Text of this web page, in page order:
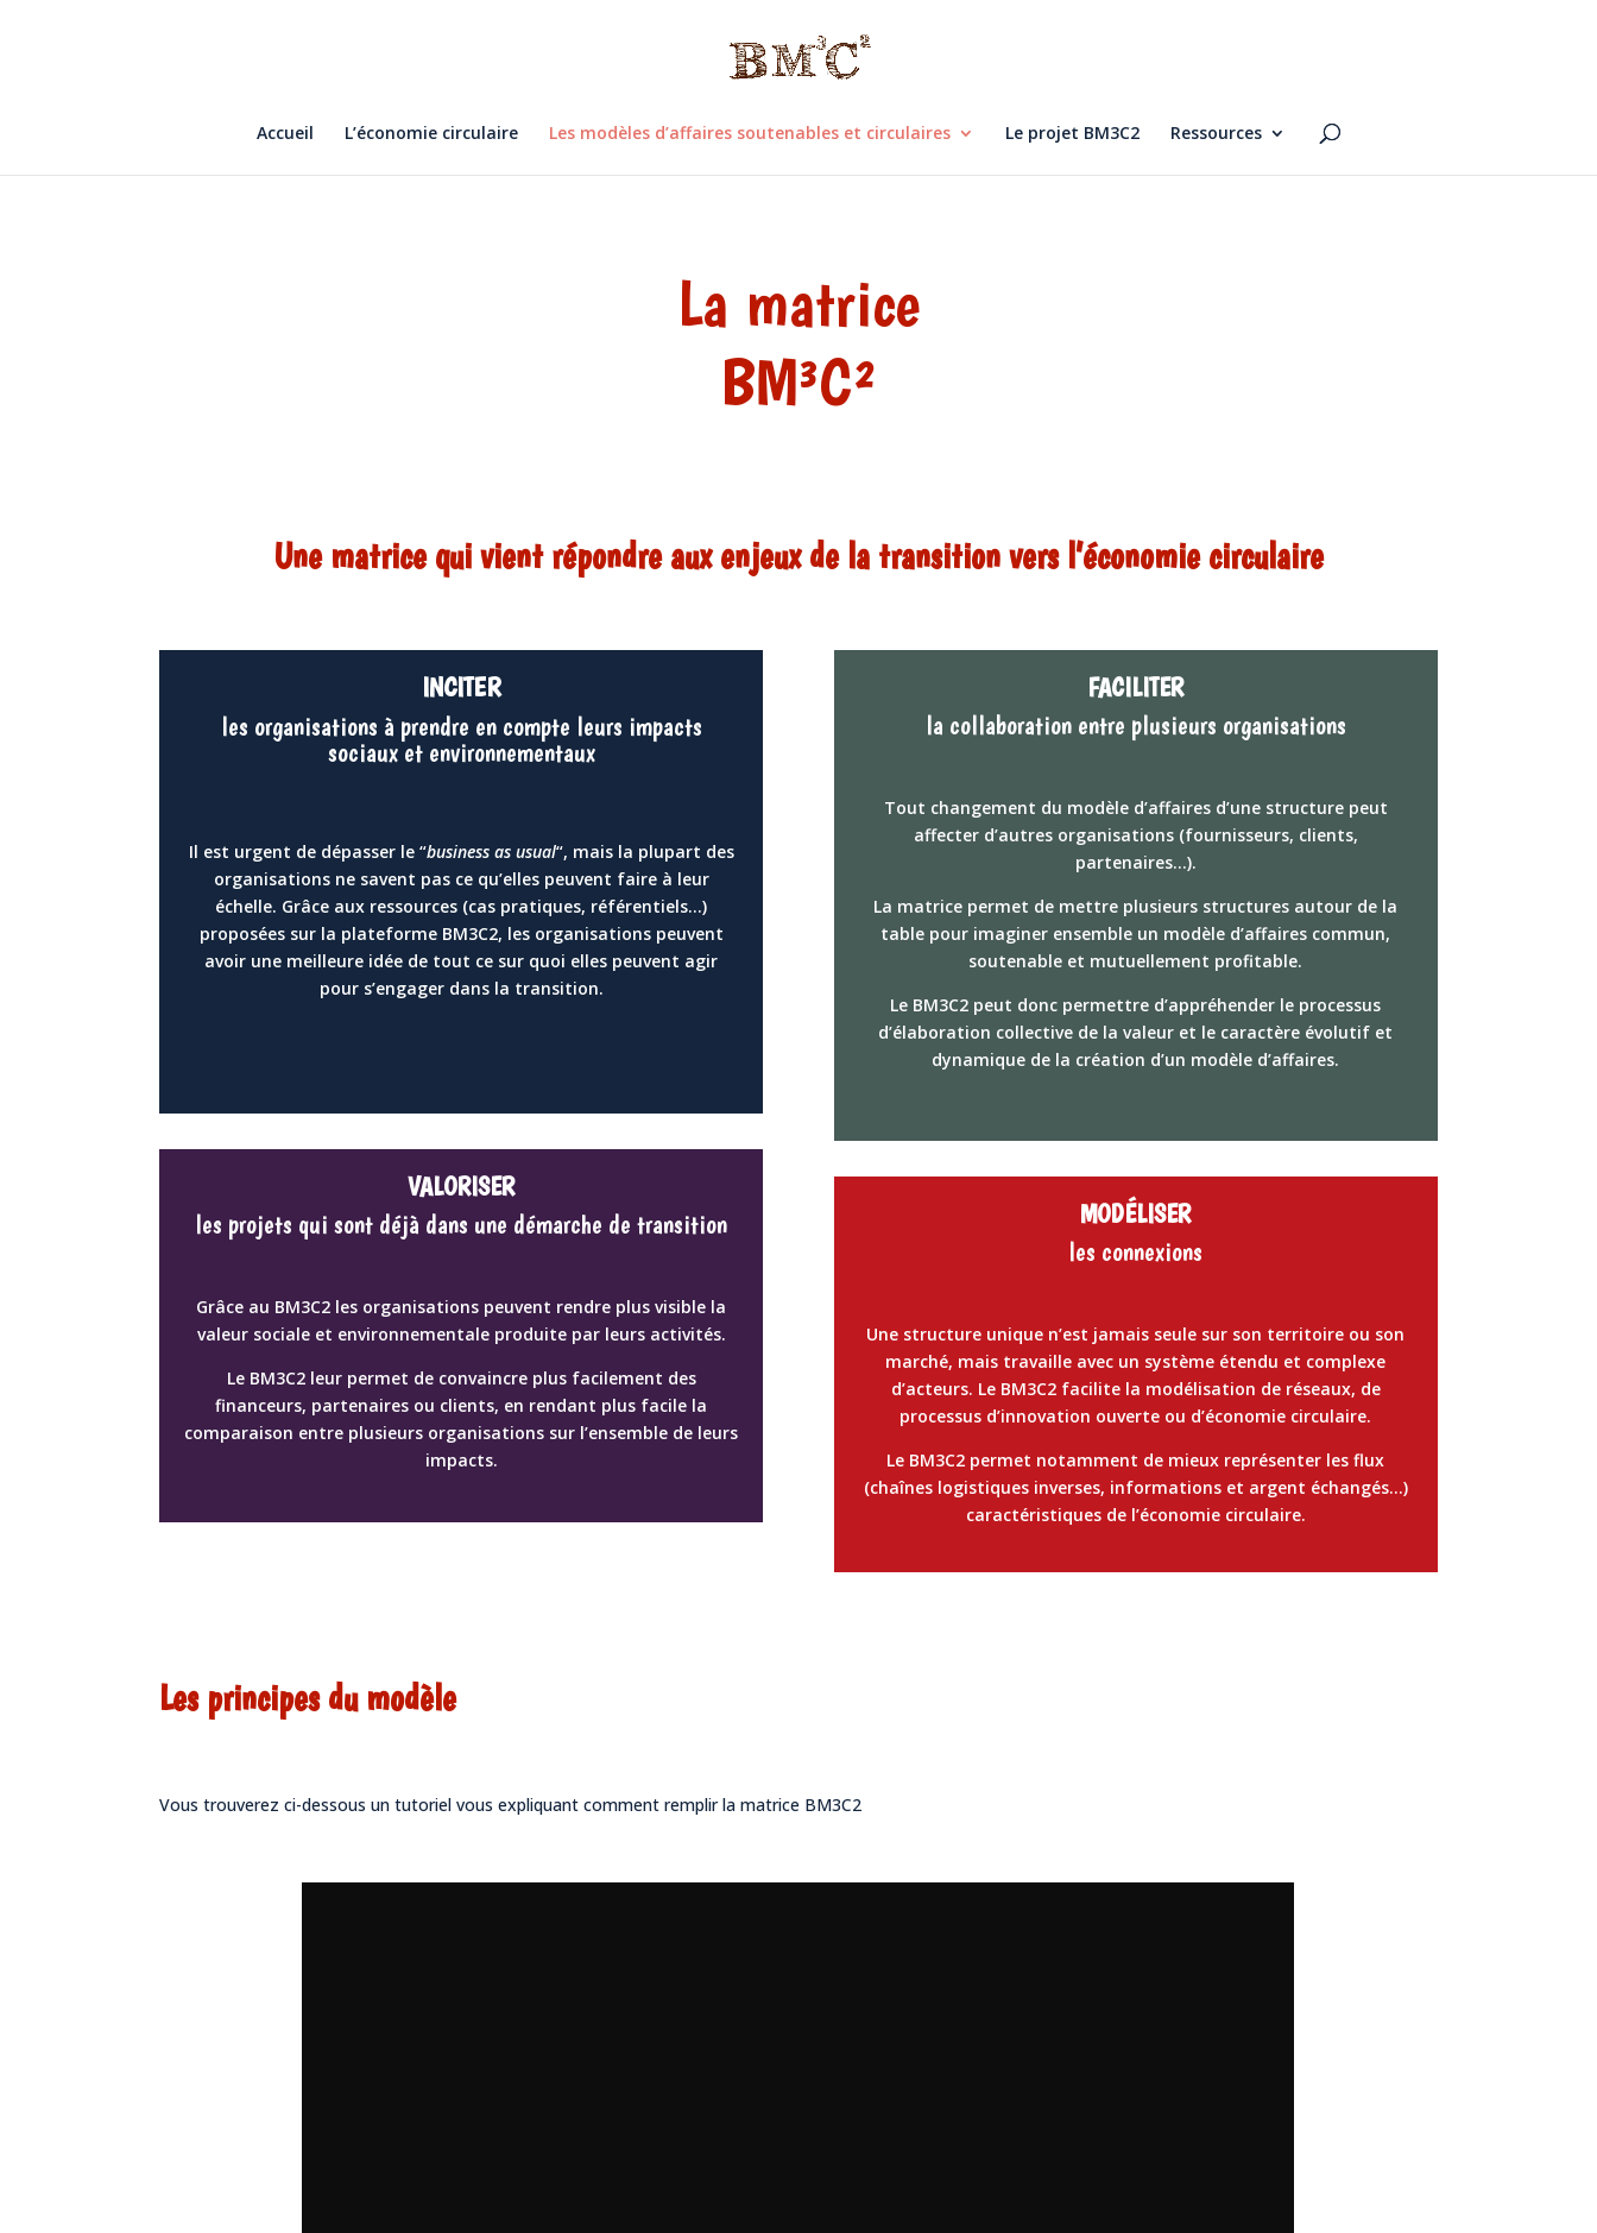
Accueil L’économie circulaire Les modèles d’affaires soutenables et circulaires Le projet BM3C2 Ressources
La matrice
BM³C²
Une matrice qui vient répondre aux enjeux de la transition vers l’économie circulaire
INCITER
les organisations à prendre en compte leurs impacts
sociaux et environnementaux
Il est urgent de dépasser le “business as usual“, mais la plupart des
organisations ne savent pas ce qu’elles peuvent faire à leur
échelle. Grâce aux ressources (cas pratiques, référentiels…)
proposées sur la plateforme BM3C2, les organisations peuvent
avoir une meilleure idée de tout ce sur quoi elles peuvent agir
pour s’engager dans la transition.
VALORISER
les projets qui sont déjà dans une démarche de transition
Grâce au BM3C2 les organisations peuvent rendre plus visible la
valeur sociale et environnementale produite par leurs activités.
Le BM3C2 leur permet de convaincre plus facilement des
financeurs, partenaires ou clients, en rendant plus facile la
comparaison entre plusieurs organisations sur l’ensemble de leurs
impacts.
FACILITER
la collaboration entre plusieurs organisations
Tout changement du modèle d’affaires d’une structure peut
affecter d’autres organisations (fournisseurs, clients,
partenaires…).
La matrice permet de mettre plusieurs structures autour de la
table pour imaginer ensemble un modèle d’affaires commun,
soutenable et mutuellement profitable.
Le BM3C2 peut donc permettre d’appréhender le processus
d’élaboration collective de la valeur et le caractère évolutif et
dynamique de la création d’un modèle d’affaires.
MODÉLISER
les connexions
Une structure unique n’est jamais seule sur son territoire ou son
marché, mais travaille avec un système étendu et complexe
d’acteurs. Le BM3C2 facilite la modélisation de réseaux, de
processus d’innovation ouverte ou d’économie circulaire.
Le BM3C2 permet notamment de mieux représenter les flux
(chaînes logistiques inverses, informations et argent échangés…)
caractéristiques de l’économie circulaire.
Les principes du modèle
Vous trouverez ci-dessous un tutoriel vous expliquant comment remplir la matrice BM3C2